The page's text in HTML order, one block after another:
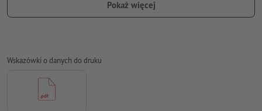
wykonamy dla Ciebie impozycjonowanie części
w tym celu potrzebujemy pliku PDF z kolejnymi
pojedynczymi stronami
jeśli w programie DTP pracujesz z podwójnymi stronami,
Pokaż więcej
Wskazówki o danych do druku